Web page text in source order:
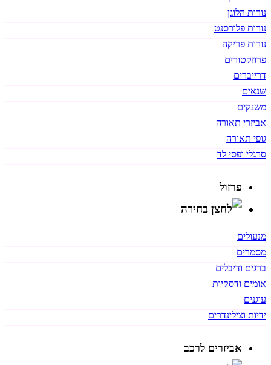
נורות הלוגן
נורות פלורסנט
נורות פריקה
פרוזקטורים
דרייברים
שנאים
משנקים
אביזרי תאורה
גופי תאורה
סרגלי ופסי לד
פרזול
מנעולים
מסמרים
ברגים ודיבלים
אומים ודסקיות
עוגנים
ידיות וצילינדרים
אביזרים לרכב